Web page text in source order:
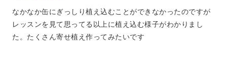
を作っていきましょう。
なかなか缶にぎっしり植え込むことができなかったのですが
レッスンを見て思ってる以上に植え込む様子がわかりまし
た。たくさん寄せ植え作ってみたいです